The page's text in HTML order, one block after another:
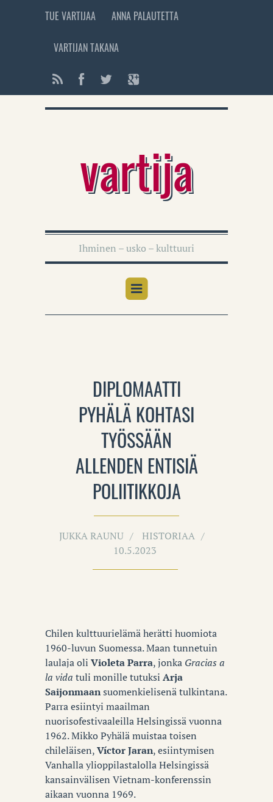
TUE VARTIJAA ANNA PALAUTETTA
VARTIJAN TAKANA
vartija
Ihminen – usko – kulttuuri
DIPLOMAATTI
PYHÄLÄ KOHTASI
TYÖSSÄÄN
ALLENDEN ENTISIÄ
POLIITIKKOJA
JUKKA RAUNU
HISTORIAA
10.5.2023
Chilen kulttuurielämä herätti huomiota
1960-luvun Suomessa.Maan tunnetuin
laulaja oli Violeta Parra, jonka Gracias a
la vida tuli monille tutuksi Arja
Saijonmaansuomenkielisenä tulkintana.
Parra esiintyi maailman
nuorisofestivaaleilla Helsingissä vuonna
1962. Mikko Pyhälä muistaa toisen
chileläisen,Víctor Jaran, esiintymisen
Vanhalla ylioppilastalolla Helsingissä
kansainvälisen Vietnam-konferenssin
aikaan vuonna 1969.